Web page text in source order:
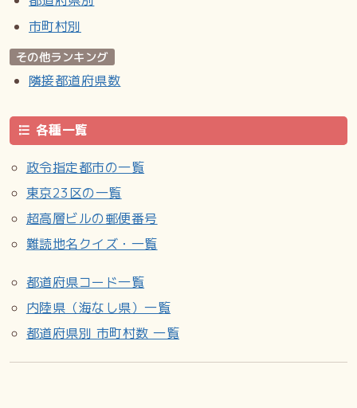
片岡秀郎『札幌歴史散歩』ヒルハーフ総合研究所、2012年7
月14日。ISBN 978-4-9906400-0-2。
外部リンク
札幌市北区役所
より引用
市町村別
その他ランキング
隣接都道府県数
各種一覧
政令指定都市の一覧
東京23区の一覧
超高層ビルの郵便番号
難読地名クイズ・一覧
都道府県コード一覧
内陸県（海なし県）一覧
都道府県別 市町村数 一覧